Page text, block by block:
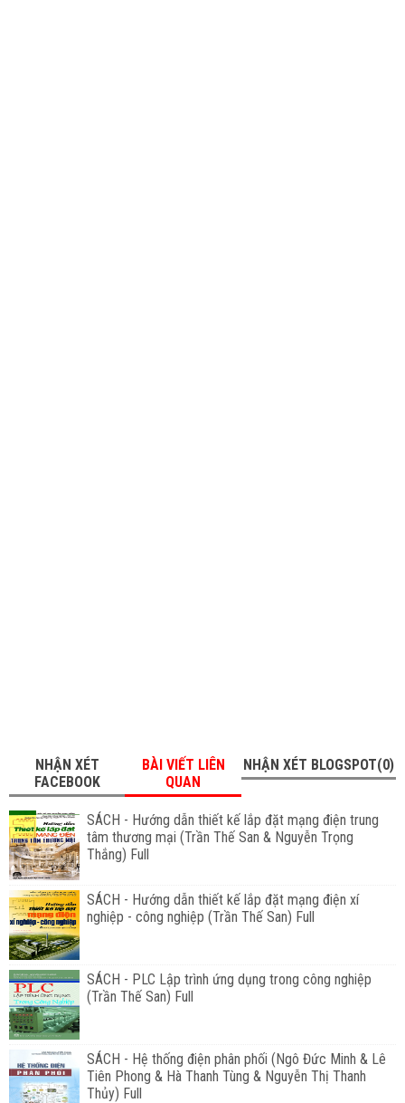
NHẬN XÉT
FACEBOOK
BÀI VIẾT LIÊN
QUAN
NHẬN XÉT BLOGSPOT(0)
SÁCH - Hướng dẫn thiết kế lắp đặt mạng điện trung
tâm thương mại (Trần Thế San & Nguyễn Trọng
Thắng) Full
SÁCH - Hướng dẫn thiết kế lắp đặt mạng điện xí
nghiệp - công nghiệp (Trần Thế San) Full
SÁCH - PLC Lập trình ứng dụng trong công nghiệp
(Trần Thế San) Full
SÁCH - Hệ thống điện phân phối (Ngô Đức Minh & Lê
Tiên Phong & Hà Thanh Tùng & Nguyễn Thị Thanh
Thủy) Full